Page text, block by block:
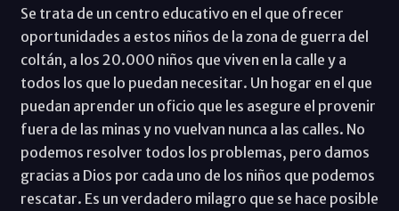
Se trata de un centro educativo en el que ofrecer
oportunidades a estos niños de la zona de guerra del
coltán, a los 20.000 niños que viven en la calle y a
todos los que lo puedan necesitar. Un hogar en el que
puedan aprender un oficio que les asegure el provenir
fuera de las minas y no vuelvan nunca a las calles. No
podemos resolver todos los problemas, pero damos
gracias a Dios por cada uno de los niños que podemos
rescatar. Es un verdadero milagro que se hace posible